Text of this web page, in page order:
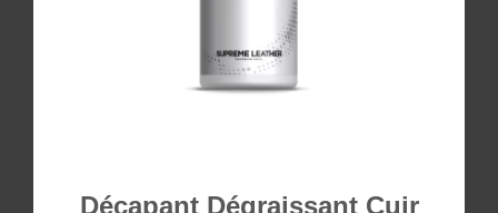
Décapant Dégraissant Cuir